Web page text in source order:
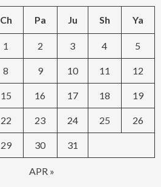
Ch Pa Ju Sh Ya
APR »
1 2 3 4 5
8 9 10 11 12
15 16 17 18 19
22 23 24 25 26
29 30 31